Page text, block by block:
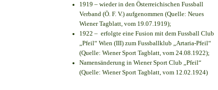
1919 – wieder in den Österreichischen Fussball
Verband (Ö. F. V.) aufgenommen (Quelle: Neues
Wiener Tagblatt, vom 19.07.1919);
1922 – erfolgte eine Fusion mit dem Fussball Club
„Pfeil“ Wien (III) zum Fussballklub „Artaria-Pfeil“
(Quelle: Wiener Sport Tagblatt, vom 24.08.1922);
Namensänderung in Wiener Sport Club „Pfeil“
(Quelle: Wiener Sport Tagblatt, vom 12.02.1924)